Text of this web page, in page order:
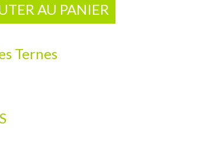
AU PANIER
Ternes